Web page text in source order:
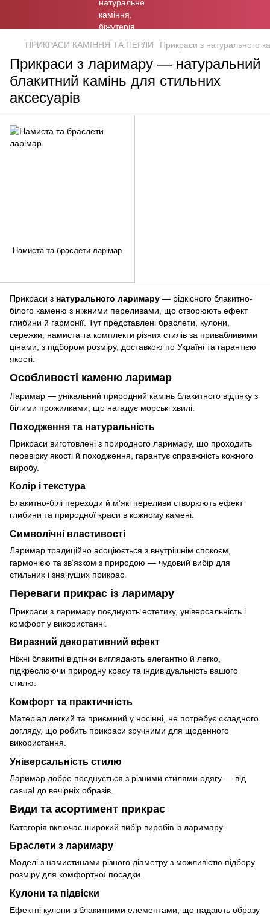
ПРИКРАСИ КАМІННЯ ТА ПЕРЛИ Прикраси з натурального
Прикраси з ларимару — натуральний
блакитний камінь для стильних
аксесуарів
Прикраси з натурального ларимару — рідкісного блакитно-
білого каменю з ніжними переливами, що створюють ефект
глибини й гармонії. Тут представлені браслети, кулони,
сережки, намиста та комплекти різних стилів за привабливими
цінами, з підбором розміру, доставкою по Україні та гарантією
якості.
Особливості каменю ларимар
Ларимар — унікальний природний камінь блакитного відтінку з
білими прожилками, що нагадує морські хвилі.
Походження та натуральність
Прикраси виготовлені з природного ларимару, що проходить
перевірку якості й походження, гарантує справжність кожного
виробу.
Колір і текстура
Блакитно-білі переходи й м’які переливи створюють ефект
глибини та природної краси в кожному камені.
Символічні властивості
Ларимар традиційно асоціюється з внутрішнім спокоєм,
гармонією та зв’язком з природою — чудовий вибір для
стильних і значущих прикрас.
Переваги прикрас із ларимару
Прикраси з ларимару поєднують естетику, універсальність і
комфорт у використанні.
Виразний декоративний ефект
Ніжні блакитні відтінки виглядають елегантно й легко,
підкреслюючи природну красу та індивідуальність вашого
стилю.
Комфорт та практичність
Матеріал легкий та приємний у носінні, не потребує складного
догляду, що робить прикраси зручними для щоденного
використання.
Універсальність стилю
Ларимар добре поєднується з різними стилями одягу — від
casual до вечірніх образів.
Види та асортимент прикрас
Категорія включає широкий вибір виробів із ларимару.
Браслети з ларимару
Моделі з намистинами різного діаметру з можливістю підбору
розміру для комфортної посадки.
Кулони та підвіски
Ефектні кулони з блакитними елементами, що надають образу
Намиста та браслети ларімар